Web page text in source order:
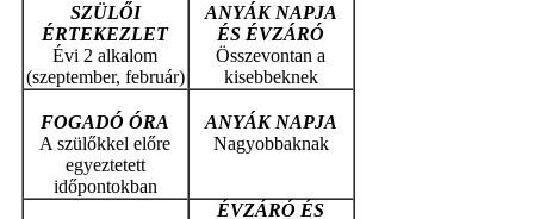
SZÜLŐI
ÉRTEKEZLET
Évi 2 alkalom
(szeptember, február)
ANYÁK NAPJA
ÉS ÉVZÁRÓ
Összevontan a
kisebbeknek
FOGADÓ ÓRA
A szülőkkel előre
egyeztetett
időpontokban
ANYÁK NAPJA
Nagyobbaknak
ÉVZÁRÓ ÉS